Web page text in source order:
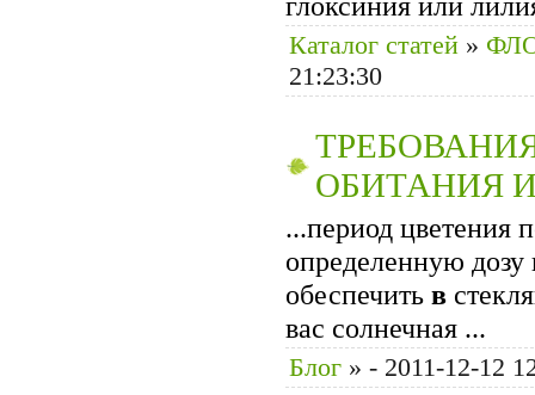
Каталог статей »
21:23:30
ОБИТАНИЯ
...пери­од цветения
определенную дозу
обеспечить в
вас солнечная ...
Блог » - 2011-12-12